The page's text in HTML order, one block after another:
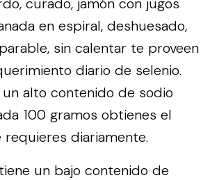
en espiral, deshuesado,
sin calentar te proveen
diario de selenio.
alto contenido de sodio
100 gramos obtienes el
diariamente.
un bajo contenido de